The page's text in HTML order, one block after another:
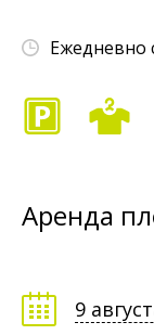
Ежедневно
Аренда
9